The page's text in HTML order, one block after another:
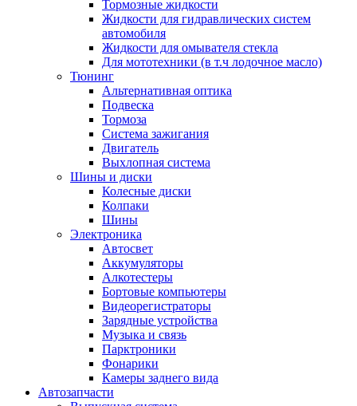
Тормозные жидкости
Жидкости для гидравлических систем
автомобиля
Жидкости для омывателя стекла
Для мототехники (в т.ч лодочное масло)
Тюнинг
Альтернативная оптика
Подвеска
Тормоза
Система зажигания
Двигатель
Выхлопная система
Шины и диски
Колесные диски
Колпаки
Шины
Электроника
Автосвет
Аккумуляторы
Алкотестеры
Бортовые компьютеры
Видеорегистраторы
Зарядные устройства
Музыка и связь
Парктроники
Фонарики
Камеры заднего вида
Автозапчасти